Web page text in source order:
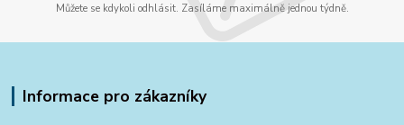
Můžete se kdykoli odhlásit. Zasíláme maximálně jednou týdně.
Informace pro zákazníky